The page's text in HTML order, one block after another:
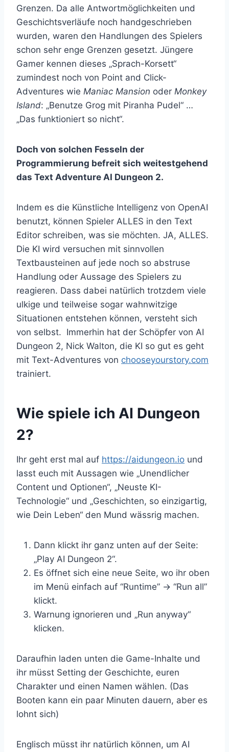
Grenzen. Da alle Antwortmöglichkeiten und
Geschichtsverläufe noch handgeschrieben
wurden, waren den Handlungen des Spielers
schon sehr enge Grenzen gesetzt. Jüngere
Gamer kennen dieses „Sprach-Korsett“
zumindest noch von Point and Click-
Adventures wie Maniac Mansion oder Monkey
Island: „Benutze Grog mit Piranha Pudel“ …
„Das funktioniert so nicht“.
Doch von solchen Fesseln der
Programmierung befreit sich weitestgehend
das Text Adventure AI Dungeon 2.
Indem es die Künstliche Intelligenz von OpenAI
benutzt, können Spieler ALLES in den Text
Editor schreiben, was sie möchten. JA, ALLES.
Die KI wird versuchen mit sinnvollen
Textbausteinen auf jede noch so abstruse
Handlung oder Aussage des Spielers zu
reagieren. Dass dabei natürlich trotzdem viele
ulkige und teilweise sogar wahnwitzige
Situationen entstehen können, versteht sich
von selbst. Immerhin hat der Schöpfer von AI
Dungeon 2, Nick Walton, die KI so gut es geht
mit Text-Adventures von chooseyourstory.com
trainiert.
Wie spiele ich AI Dungeon
2?
Ihr geht erst mal auf https://aidungeon.io und
lasst euch mit Aussagen wie „Unendlicher
Content und Optionen“, „Neuste KI-
Technologie“ und „Geschichten, so einzigartig,
wie Dein Leben“ den Mund wässrig machen.
Dann klickt ihr ganz unten auf der Seite:
„Play AI Dungeon 2“.
Es öffnet sich eine neue Seite, wo ihr oben
im Menü einfach auf “Runtime” -> “Run all”
klickt.
Warnung ignorieren und „Run anyway“
klicken.
Daraufhin laden unten die Game-Inhalte und
ihr müsst Setting der Geschichte, euren
Charakter und einen Namen wählen. (Das
Booten kann ein paar Minuten dauern, aber es
lohnt sich)
Englisch müsst ihr natürlich können, um AI